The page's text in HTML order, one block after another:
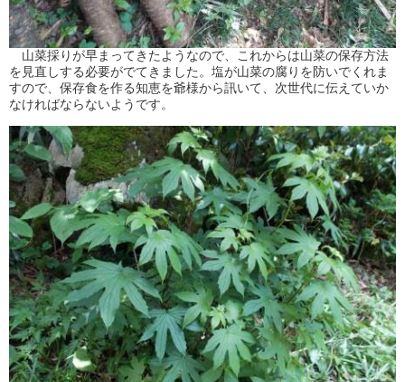
山菜採りが早まってきたようなので、これからは山菜の保存方法
を見直しする必要がでてきました。塩が山菜の腐りを防いでくれま
すので、保存食を作る知恵を爺様から訊いて、次世代に伝えていか
なければならないようです。